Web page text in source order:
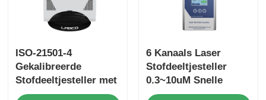
ISO-21501-4
Gekalibreerde
Stofdeeltjesteller met
128X64 LCD-scherm
6 Kanaals Laser
Stofdeeltjesteller
0.3~10uM Snelle
Laser